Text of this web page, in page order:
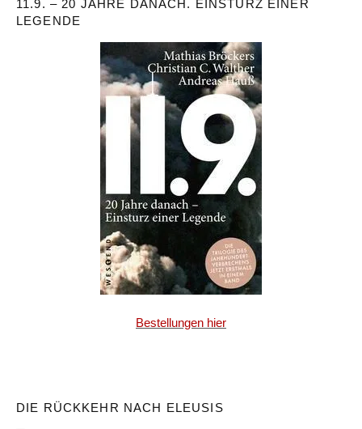
11.9. – 20 JAHRE DANACH. EINSTURZ EINER
LEGENDE
Bestellungen hier
DIE RÜCKKEHR NACH ELEUSIS